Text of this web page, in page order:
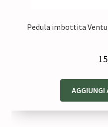
Pedula imbottita
AGGIUNGI